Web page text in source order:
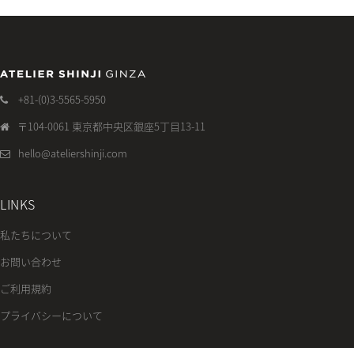
+81-(0)3-5565-5950
〒104-0061 東京都中央区銀座5丁目13-11
hello@ateliershinji.com
LINKS
私たちについて
お問い合わせ
ご利用規約
プライバシーについて